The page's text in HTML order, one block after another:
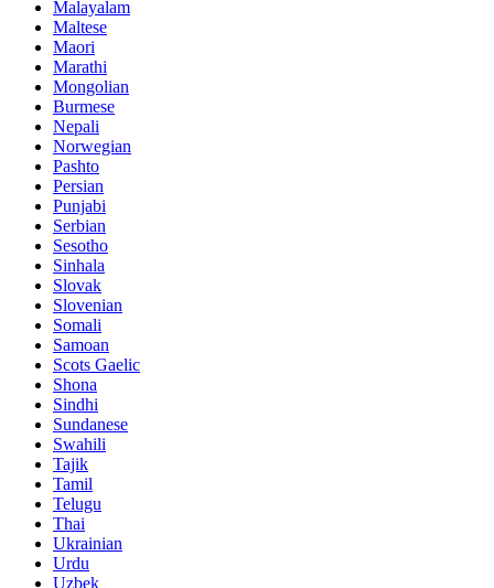
Malayalam
Maltese
Maori
Marathi
Mongolian
Burmese
Nepali
Norwegian
Pashto
Persian
Punjabi
Serbian
Sesotho
Sinhala
Slovak
Slovenian
Somali
Samoan
Scots Gaelic
Shona
Sindhi
Sundanese
Swahili
Tajik
Tamil
Telugu
Thai
Ukrainian
Urdu
Uzbek